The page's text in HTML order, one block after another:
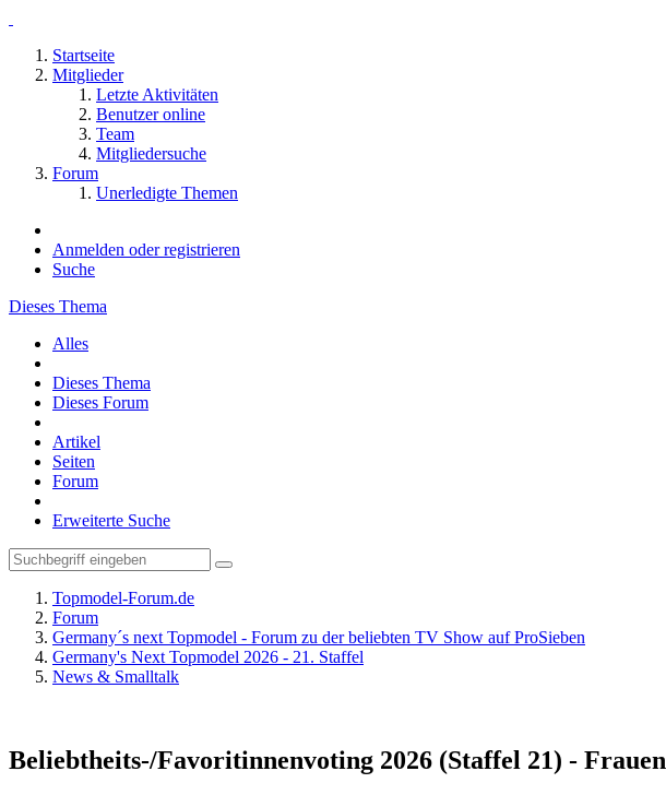
Startseite
Mitglieder
Letzte Aktivitäten
Benutzer online
Team
Mitgliedersuche
Forum
Unerledigte Themen
Anmelden oder registrieren
Suche
Dieses Thema
Alles
Dieses Thema
Dieses Forum
Artikel
Seiten
Forum
Erweiterte Suche
Topmodel-Forum.de
Forum
Germany´s next Topmodel - Forum zu der beliebten TV Show auf ProSieben
Germany's Next Topmodel 2026 - 21. Staffel
News & Smalltalk
Beliebtheits-/Favoritinnenvoting 2026 (Staffel 21) - Frauen